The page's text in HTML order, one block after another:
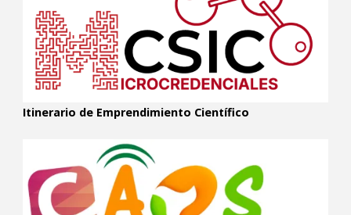
Itinerario de Emprendimiento Científico